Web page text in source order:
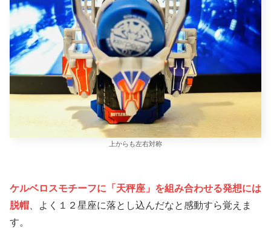
上からも左右対称
ケルベロスモチーフに「天秤座」を組み合わせる発想には
脱帽 、よく１２星座に落とし込んだなと感動すら覚えま
す。